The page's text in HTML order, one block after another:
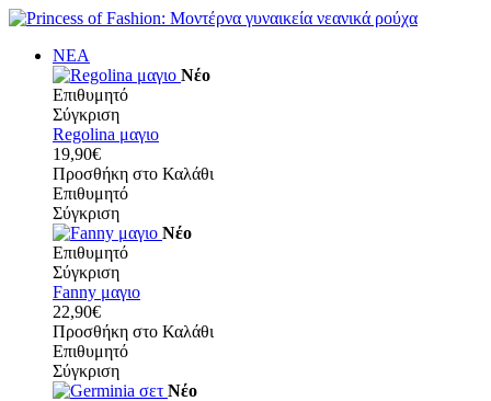
ΝΕΑ
Νέο
Επιθυμητό
Σύγκριση
Regolina μαγιο
19,90€
Προσθήκη στο Καλάθι
Επιθυμητό
Σύγκριση
Νέο
Επιθυμητό
Σύγκριση
Fanny μαγιο
22,90€
Προσθήκη στο Καλάθι
Επιθυμητό
Σύγκριση
Νέο